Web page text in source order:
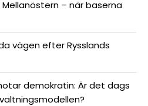
Mellanöstern – när baserna
vägen efter Rysslands
demokratin: Är det dags